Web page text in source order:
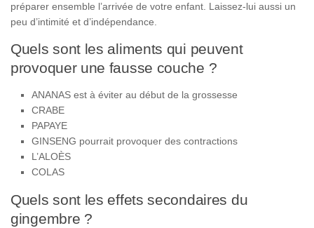
préparer ensemble l’arrivée de votre enfant. Laissez-lui aussi un
peu d’intimité et d’indépendance.
Quels sont les aliments qui peuvent
provoquer une fausse couche ?
ANANAS est à éviter au début de la grossesse
CRABE
PAPAYE
GINSENG pourrait provoquer des contractions
L’ALOÈS
COLAS
Quels sont les effets secondaires du
gingembre ?